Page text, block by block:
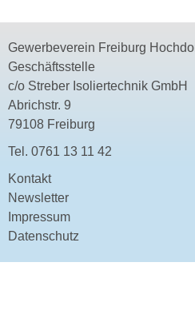
Gewerbeverein Freiburg
Geschäftsstelle
c/o Streber Isoliertechnik GmbH
Abrichstr. 9
79108 Freiburg
Tel. 0761 13 11 42
Kontakt
Newsletter
Impressum
Datenschutz